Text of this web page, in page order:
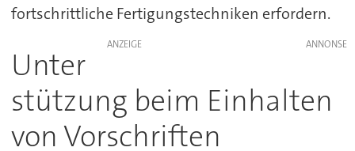
fortschrittliche Fertigungstechniken erfordern.
ANZEIGE
Unter
stützung beim Einhalten
von Vorschriften